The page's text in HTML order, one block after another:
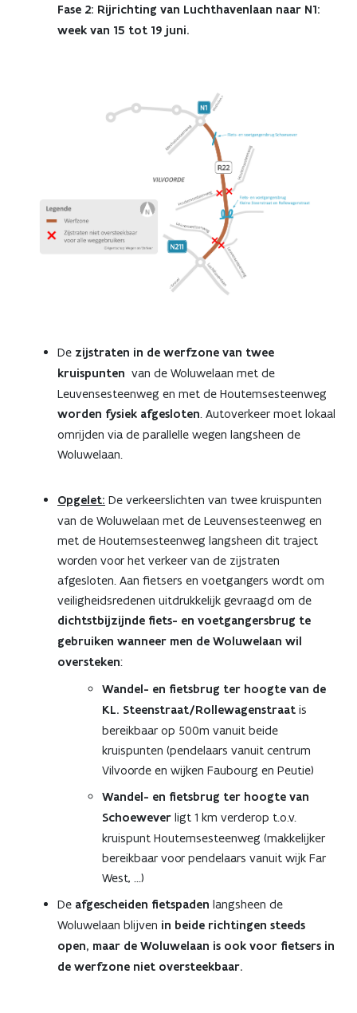
Fase 2: Rijrichting van Luchthavenlaan naar N1:
week van 15 tot 19 juni.
De zijstraten in de werfzone van twee
kruispunten van de Woluwelaan met de
Leuvensesteenweg en met de Houtemsesteenweg
worden fysiek afgesloten . Autoverkeer moet lokaal
omrijden via de parallelle wegen langsheen de
Woluwelaan.
Opgelet: De verkeerslichten van twee kruispunten
van de Woluwelaan met de Leuvensesteenweg en
met de Houtemsesteenweg langsheen dit traject
worden voor het verkeer van de zijstraten
afgesloten. Aan fietsers en voetgangers wordt om
veiligheidsredenen uitdrukkelijk gevraagd om de
dichtstbijzijnde fiets- en voetgangersbrug te
gebruiken wanneer men de Woluwelaan wil
oversteken:
Wandel- en fietsbrug ter hoogte van de
KL. Steenstraat/Rollewagenstraat is
bereikbaar op 500m vanuit beide
kruispunten (pendelaars vanuit centrum
Vilvoorde en wijken Faubourg en Peutie)
Wandel- en fietsbrug ter hoogte van
Schoewever ligt 1 km verderop t.o.v.
kruispunt Houtemsesteenweg (makkelijker
bereikbaar voor pendelaars vanuit wijk Far
West, ...)
De afgescheiden fietspaden langsheen de
Woluwelaan blijven in beide richtingen steeds
open, maar de Woluwelaan is ook voor fietsers in
de werfzone niet oversteekbaar.